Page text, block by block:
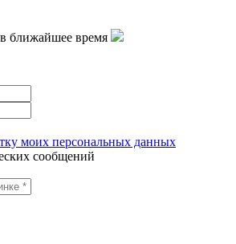
ближайшее время
моих персональных данных
сообщений